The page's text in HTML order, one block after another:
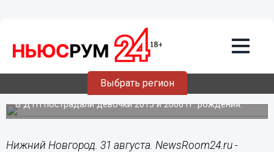
Выбрать регион
Женщина и две девочки пострадали
при опрокидывании иномарки в
В ДТП пострадали девочки 2015 и 2006 гг. рождения.
Нижний Новгород. 31 августа. NewsRoom24.ru -